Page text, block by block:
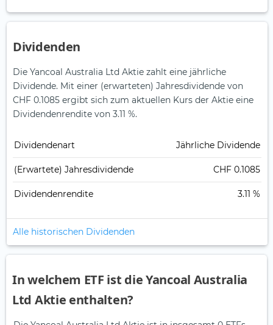
Dividenden
Die Yancoal Australia Ltd Aktie zahlt eine jährliche
Dividende. Mit einer (erwarteten) Jahresdividende von
CHF 0.1085 ergibt sich zum aktuellen Kurs der Aktie eine
Dividendenrendite von 3.11 %.
Dividendenart Jährliche Dividende
(Erwartete) Jahresdividende CHF 0.1085
Dividendenrendite 3.11 %
Alle historischen Dividenden
In welchem ETF ist die Yancoal Australia
Ltd Aktie enthalten?